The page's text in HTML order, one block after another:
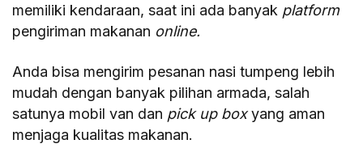
memiliki kendaraan, saat ini ada banyak platform
pengiriman makanan online.
Anda bisa mengirim pesanan nasi tumpeng lebih
mudah dengan banyak pilihan armada, salah
satunya mobil van dan pick up boxyang aman
menjaga kualitas makanan.